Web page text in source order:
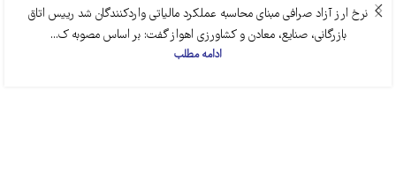
نرخ ارز آزاد صرافی مبنای محاسبه عملکرد مالیاتی واردکنندگان شد رییس اتاق
بازرگانی، صنایع، معادن و کشاورزی اهواز گفت: بر اساس مصوبه ک...
ادامه مطلب